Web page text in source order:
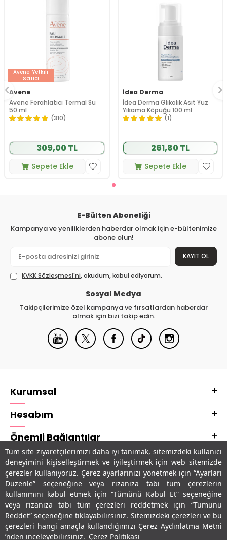
Tüm site ziyaretçilerimizi daha iyi tanımak, sitemizdeki kullanıcı
deneyimini kişiselleştirmek ve iyileştirmek için web sitemizde
çerezler kullanıyoruz. Çerez ayarlarınızı yönetmek için “Ayarları
Düzenle” seçeneğine veya rızanıza tabi tüm çerezlerin
kullanımını kabul etmek için “Tümünü Kabul Et” seçeneğine
veya rızanıza tabi tüm çerezleri reddetmek için “Tümünü
Reddet” seçeneğine tıklayabilirsiniz. Sitemizdeki çerezleri ve bu
çerezleri hangi amaçla kullandığımızı Çerez Aydınlatma Metni
’nden inceleyebilirsiniz. Çerez Politikası
Avene Yetkili
Satıcı
Avene
Avene Ferahlatıcı Termal Su
50 ml
(310)
309,00 TL
Sepete Ekle
İdea Derma
İdea Derma Glikolik Asit Yüz
Yıkama Köpüğü 100 ml
(1)
261,80 TL
Sepete Ekle
E-Bülten Aboneliği
Kampanya ve yeniliklerden haberdar olmak için e-bültenimize
abone olun!
KAYIT OL
KVKK Sözleşmesi'ni, okudum, kabul ediyorum.
Sosyal Medya
Takipçilerimize özel kampanya ve fırsatlardan haberdar
olmak için bizi takip edin.
Kurumsal
Hesabım
Önemli Bağlantılar
Adres & İletişim
Uygulamalarımız